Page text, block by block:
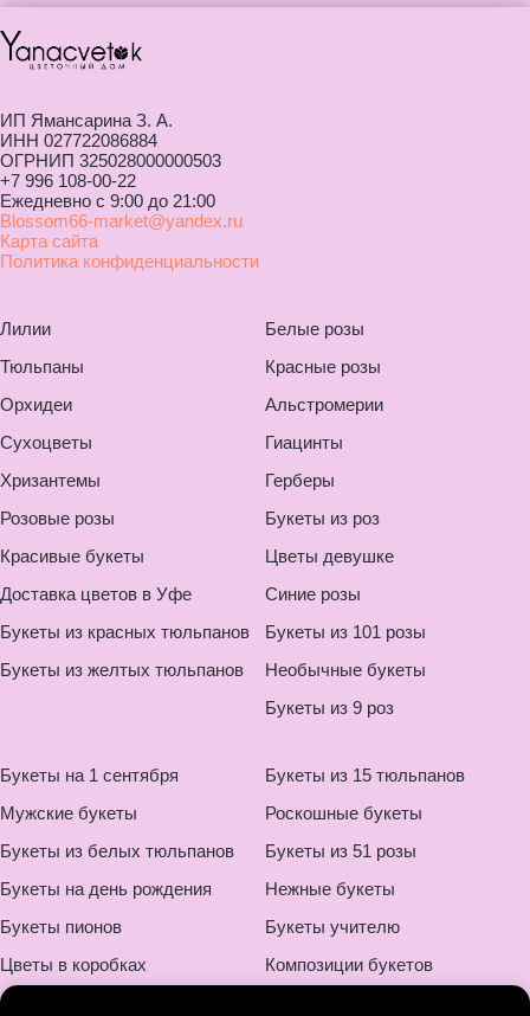
ИП Ямансарина З. А.
ИНН 027722086884
ОГРНИП 325028000000503
+7 996 108-00-22
Ежедневно с 9:00 до 21:00
Blossom66-market@yandex.ru
Карта сайта
Политика конфиденциальности
Лилии
Тюльпаны
Орхидеи
Сухоцветы
Хризантемы
Розовые розы
Красивые букеты
Доставка цветов в Уфе
Букеты из красных тюльпанов
Букеты из желтых тюльпанов
Белые розы
Красные розы
Альстромерии
Гиацинты
Герберы
Букеты из роз
Цветы девушке
Синие розы
Букеты из 101 розы
Необычные букеты
Букеты из 9 роз
Букеты на 1 сентября
Мужские букеты
Букеты из белых тюльпанов
Букеты на день рождения
Букеты пионов
Цветы в коробках
Букеты на свадьбу
Букеты из 15 тюльпанов
Роскошные букеты
Букеты из 51 розы
Нежные букеты
Букеты учителю
Композиции букетов